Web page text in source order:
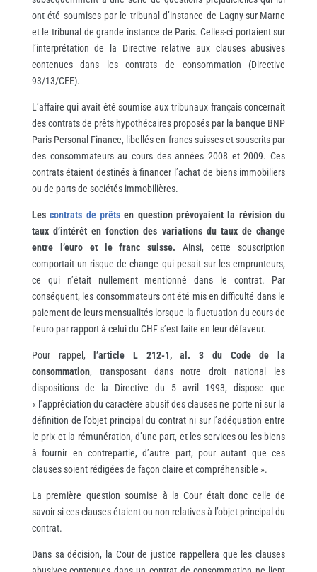
ont été soumises par le tribunal d’instance de Lagny-sur-Marne
et le tribunal de grande instance de Paris. Celles-ci portaient sur
l’interprétation de la Directive relative aux clauses abusives
contenues dans les contrats de consommation (Directive
93/13/CEE).
L’affaire qui avait été soumise aux tribunaux français concernait
des contrats de prêts hypothécaires proposés par la banque BNP
Paris Personal Finance, libellés en francs suisses et souscrits par
des consommateurs au cours des années 2008 et 2009. Ces
contrats étaient destinés à financer l’achat de biens immobiliers
ou de parts de sociétés immobilières.
Lescontrats de prêtsen question prévoyaient la révision du
taux d’intérêt en fonction des variations du taux de change
entre l’euro et le franc suisse.Ainsi, cette souscription
comportait un risque de change qui pesait sur les emprunteurs,
ce qui n’était nullement mentionné dans le contrat. Par
conséquent, les consommateurs ont été mis en difficulté dans le
paiement de leurs mensualités lorsque la fluctuation du cours de
l’euro par rapport à celui du CHF s’est faite en leur défaveur.
Pour rappel,
l’article L 212-1, al. 3 du Code de la
consommation, transposant dans notre droit national les
dispositions de la Directive du 5 avril 1993, dispose que
« l’appréciation du caractère abusif des clauses ne porte ni sur la
définition de l’objet principal du contrat ni sur l’adéquation entre
le prix et la rémunération, d’une part, et les services ou les biens
à fournir en contrepartie, d’autre part, pour autant que ces
clauses soient rédigées de façon claire et compréhensible ».
La première question soumise à la Cour était donc celle de
savoir si ces clauses étaient ou non relatives à l’objet principal du
contrat.
Dans sa décision, la Cour de justice rappellera que les clauses